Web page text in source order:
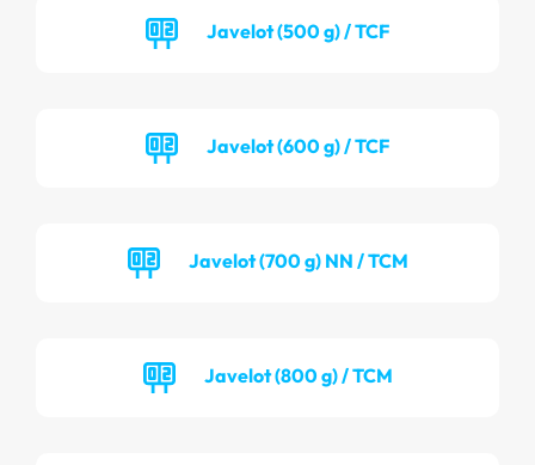
Javelot (500 g) / TCF
Javelot (600 g) / TCF
Javelot (700 g) NN / TCM
Javelot (800 g) / TCM